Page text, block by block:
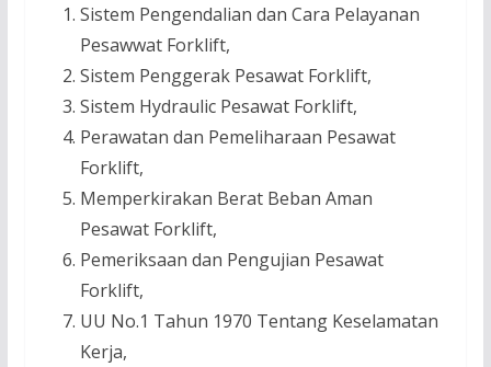
Sistem Pengendalian dan Cara Pelayanan
Pesawwat Forklift,
Sistem Penggerak Pesawat Forklift,
Sistem Hydraulic Pesawat Forklift,
Perawatan dan Pemeliharaan Pesawat
Forklift,
Memperkirakan Berat Beban Aman
Pesawat Forklift,
Pemeriksaan dan Pengujian Pesawat
Forklift,
UU No.1 Tahun 1970 Tentang Keselamatan
Kerja,